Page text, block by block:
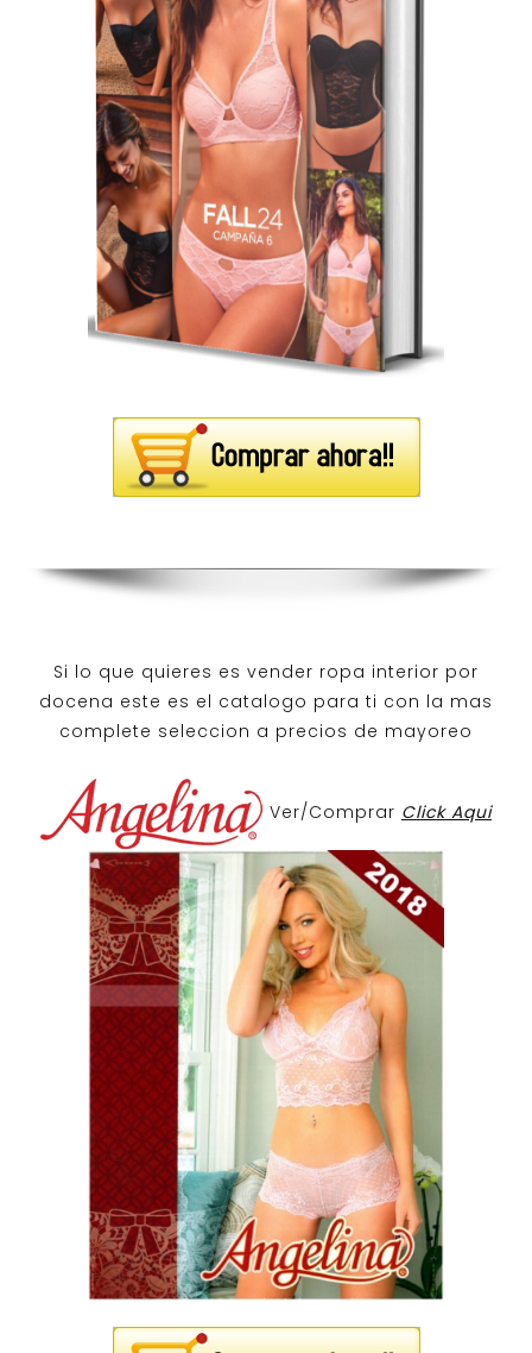
Si lo que quieres es vender ropa interior por
docena este es el catalogo para ti con la mas
complete seleccion a precios de mayoreo
Ver/Comprar Click Aqui